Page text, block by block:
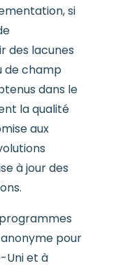
si
des lacunes
de champ
dans le
la qualité
aux
à jour des
pour
Uni et à